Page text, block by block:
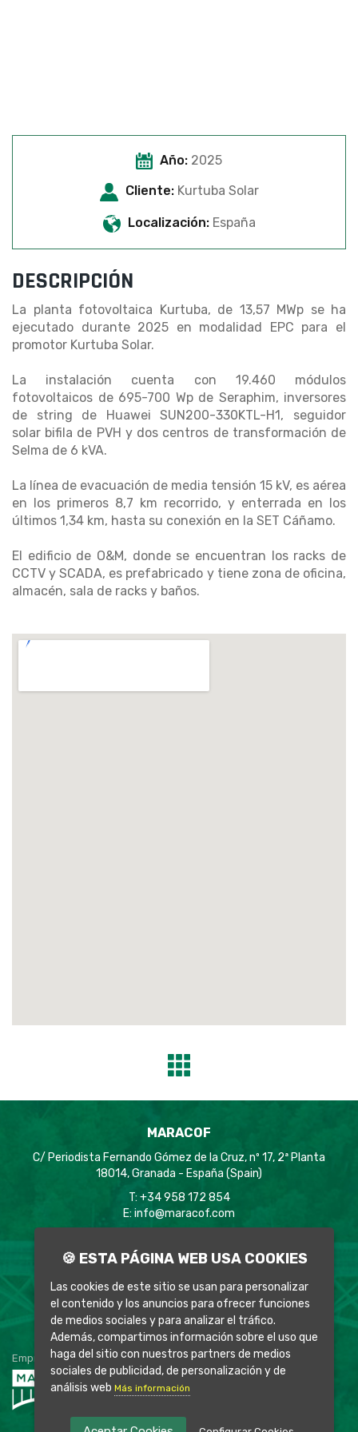
Año: 2025
Cliente:Kurtuba Solar
Localización:España
DESCRIPCIÓN
La planta fotovoltaica Kurtuba, de 13,57 MWp se ha
ejecutado durante 2025 en modalidad EPC para el
promotor Kurtuba Solar.
La instalación cuenta con 19.460 módulos
fotovoltaicos de 695-700 Wp de Seraphim, inversores
de string de Huawei SUN200-330KTL-H1, seguidor
solar bifila de PVH y dos centros de transformación de
Selma de 6 kVA.
La línea de evacuación de media tensión 15 kV, es aérea
en los primeros 8,7 km recorrido, y enterrada en los
últimos 1,34 km, hasta su conexión en la SET Cáñamo.
El edificio de O&M, donde se encuentran los racks de
CCTV y SCADA, es prefabricado y tiene zona de oficina,
almacén, sala de racks y baños.
MARACOF
C/ Periodista Fernando Gómez de la Cruz, nº 17, 2ª Planta
18014, Granada - España (Spain)
T: +34 958 172 854
E: info@maracof.com
Política de Privacidad
Política de Cookies
Empresas del grupo:
🍪 ESTA PÁGINA WEB USA COOKIES
Las cookies de este sitio se usan para personalizar
el contenido y los anuncios para ofrecer funciones
de medios sociales y para analizar el tráfico.
Además, compartimos información sobre el uso que
haga del sitio con nuestros partners de medios
sociales de publicidad, de personalización y de
análisis web Más información